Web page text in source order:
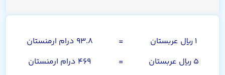
۱ ریال عربستان =
۹۳.۸ درام ارمنستان
۵ ریال عربستان
=
۴۶۹ درام ارمنستان